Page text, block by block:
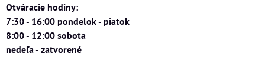
Otváracie hodiny:
7:30 - 16:00 pondelok - piatok
8:00 - 12:00 sobota
nedeľa - zatvorené